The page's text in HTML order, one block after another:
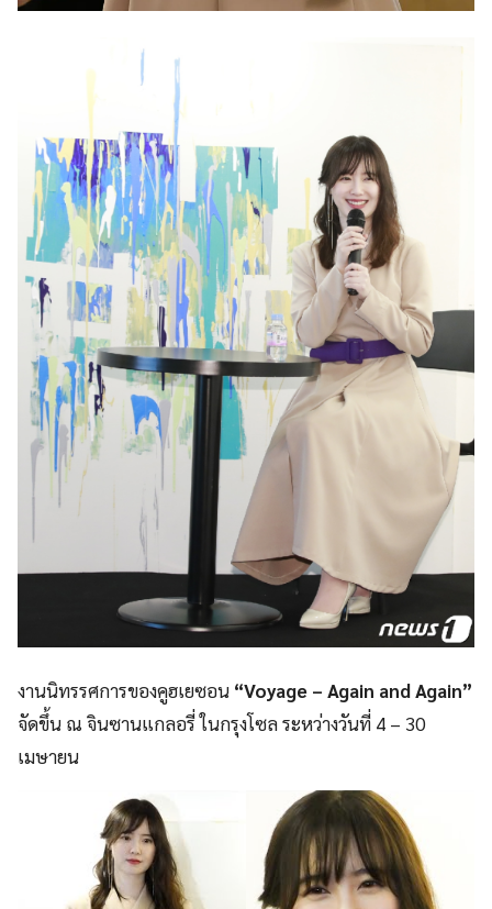
งานนิทรรศการของคูฮเยซอน “Voyage – Again and Again”
จัดขึ้น ณ จินซานแกลอรี่ ในกรุงโซล ระหว่างวันที่ 4 – 30
เมษายน